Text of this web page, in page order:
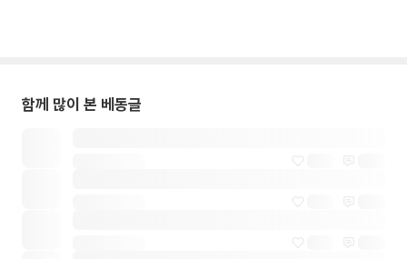
함께 많이 본 베동글